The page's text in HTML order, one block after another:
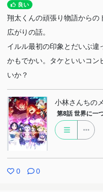
良い
翔太くんの頑張り物語から
広がりの話。
イルル最初の印象とだいぶ
かもでかい。タケといいコン
いか？
小林さんちの
第8話 世界に一
0 0